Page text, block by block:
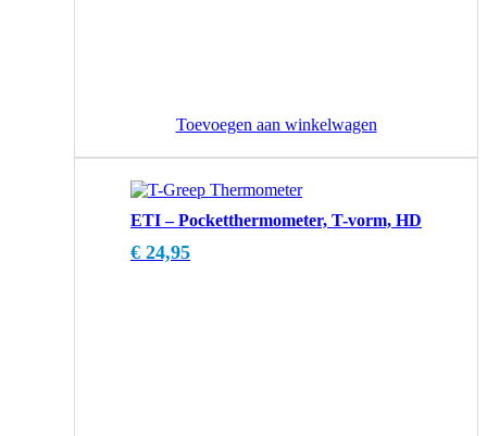
Toevoegen aan winkelwagen
ETI – Pocketthermometer, T-vorm, HD
€ 24,95